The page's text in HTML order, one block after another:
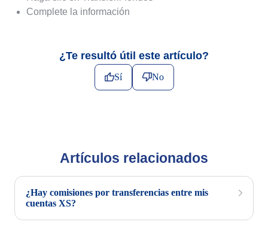
Complete la información
¿Te resultó útil este artículo?
Sí No
Artículos relacionados
¿Hay comisiones por transferencias entre mis
cuentas XS?